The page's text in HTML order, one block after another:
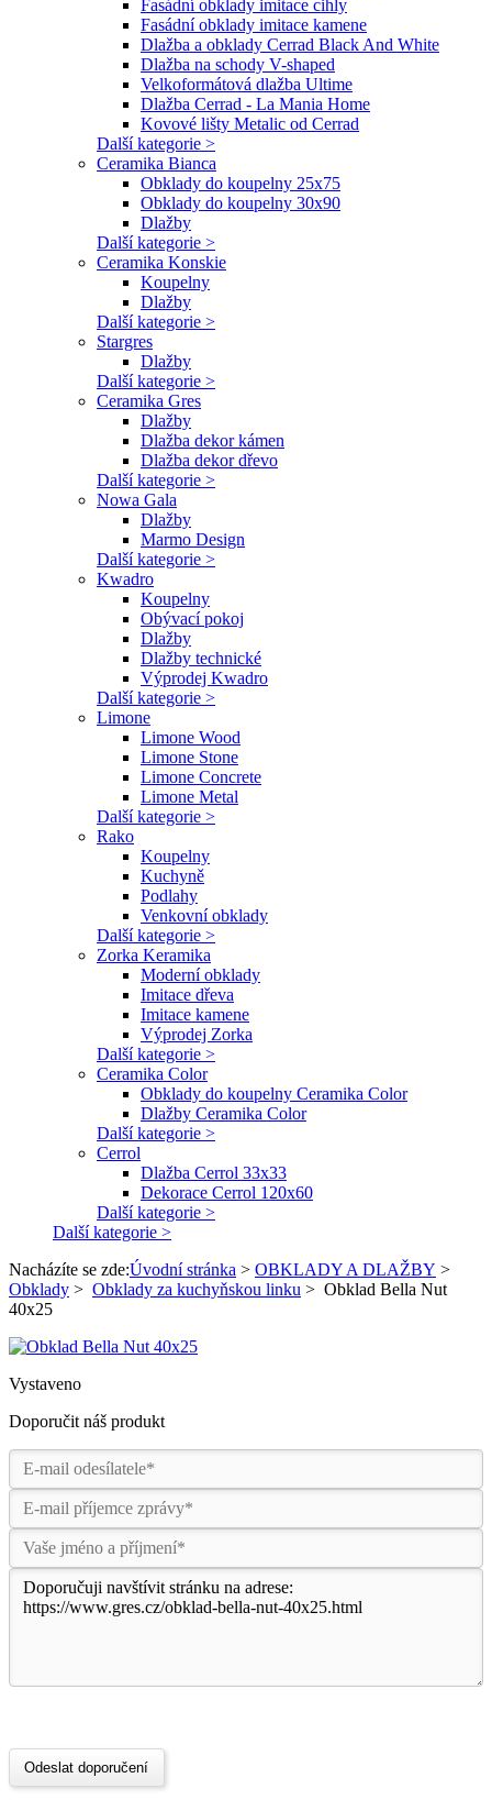
Fasádní obklady imitace cihly
Fasádní obklady imitace kamene
Dlažba a obklady Cerrad Black And White
Dlažba na schody V-shaped
Velkoformátová dlažba Ultime
Dlažba Cerrad - La Mania Home
Kovové lišty Metalic od Cerrad
Další kategorie >
Ceramika Bianca
Obklady do koupelny 25x75
Obklady do koupelny 30x90
Dlažby
Další kategorie >
Ceramika Konskie
Koupelny
Dlažby
Další kategorie >
Stargres
Dlažby
Další kategorie >
Ceramika Gres
Dlažby
Dlažba dekor kámen
Dlažba dekor dřevo
Další kategorie >
Nowa Gala
Dlažby
Marmo Design
Další kategorie >
Kwadro
Koupelny
Obývací pokoj
Dlažby
Dlažby technické
Výprodej Kwadro
Další kategorie >
Limone
Limone Wood
Limone Stone
Limone Concrete
Limone Metal
Další kategorie >
Rako
Koupelny
Kuchyně
Podlahy
Venkovní obklady
Další kategorie >
Zorka Keramika
Moderní obklady
Imitace dřeva
Imitace kamene
Výprodej Zorka
Další kategorie >
Ceramika Color
Obklady do koupelny Ceramika Color
Dlažby Ceramika Color
Další kategorie >
Cerrol
Dlažba Cerrol 33x33
Dekorace Cerrol 120x60
Další kategorie >
Další kategorie >
Nacházíte se zde:Úvodní stránka > OBKLADY A DLAŽBY >
Obklady > Obklady za kuchyňskou linku > Obklad Bella Nut
40x25
Vystaveno
Doporučit náš produkt
Odeslat doporučení